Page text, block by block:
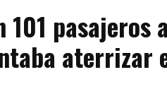
101
aterrizar